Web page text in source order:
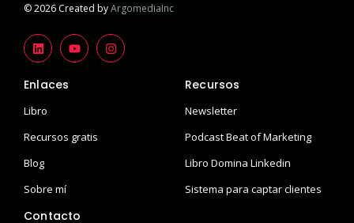
© 2026 Created byArgomediaInc
Enlaces
Libro
Recursos gratis
Blog
Sobre mí
Recursos
Newsletter
Podcast Beat of Marketing
Libro Domina Linkedin
Sistema para captar clientes
Contacto